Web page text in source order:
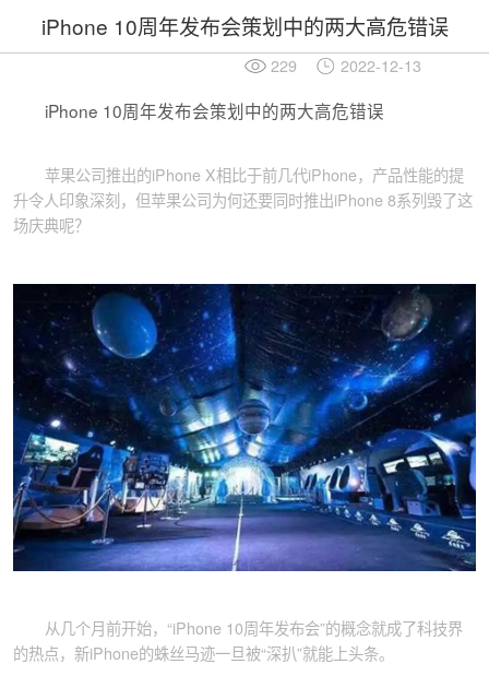
iPhone 10周年发布会策划中的两大高危错误
229 2022-12-13
iPhone 10周年发布会策划中的两大高危错误
苹果公司推出的iPhone X相比于前几代iPhone，产品性能的提
升令人印象深刻，但苹果公司为何还要同时推出iPhone 8系列毁了这
场庆典呢？
从几个月前开始，“iPhone 10周年发布会”的概念就成了科技界
的热点，新iPhone的蛛丝马迹一旦被“深扒”就能上头条。